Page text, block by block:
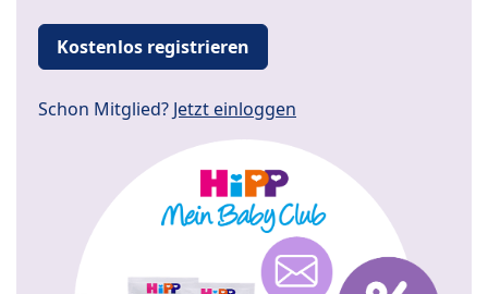
Kostenlos registrieren
Schon Mitglied? Jetzt einloggen